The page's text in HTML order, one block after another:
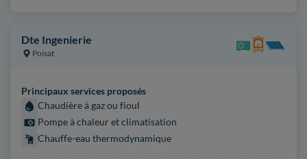
Dte Ingenierie
Poisat
Principaux services proposés
Chaudière à gaz ou fioul
Pompe à chaleur et climatisation
Chauffe-eau thermodynamique